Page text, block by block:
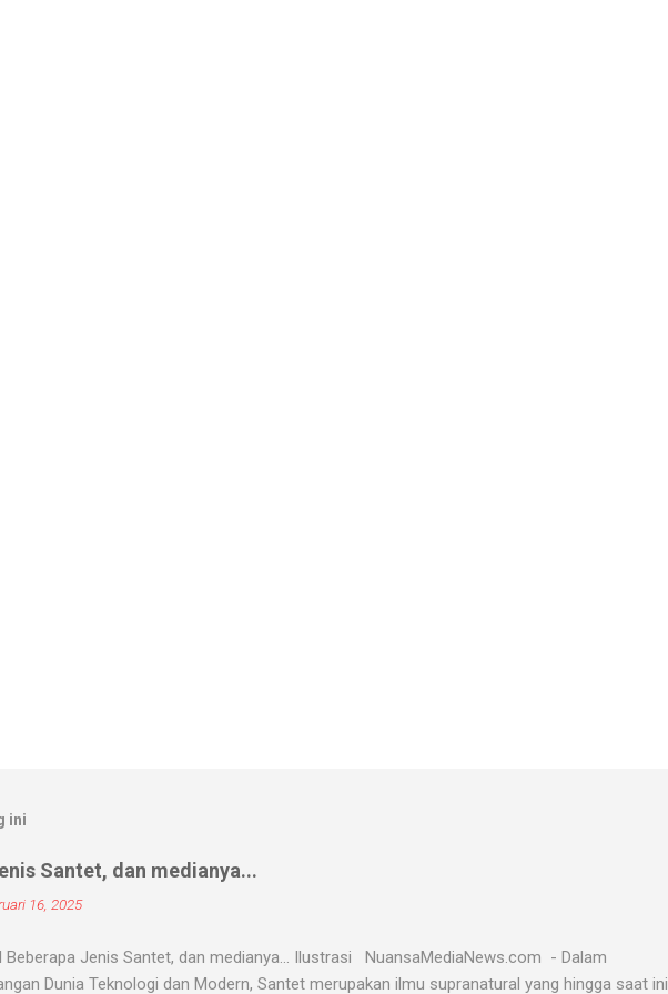
ini
Santet, dan medianya...
16, 2025
Beberapa Jenis Santet, dan medianya... Ilustrasi NuansaMediaNews.com - Dalam
Dunia Teknologi dan Modern, Santet merupakan ilmu supranatural yang hingga saat ini